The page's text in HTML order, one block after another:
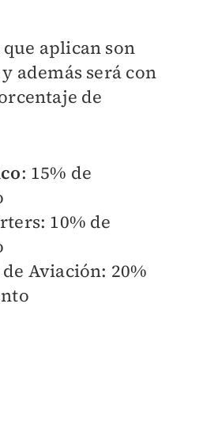
aplican son
además será con
de
: 15% de
10% de
Aviación: 20%